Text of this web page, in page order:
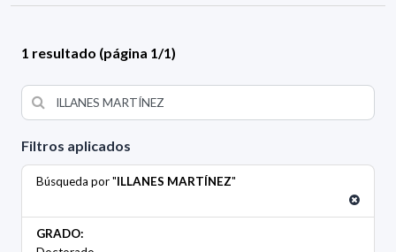
Filtros aplicados
Búsqueda por "ILLANES MARTÍNEZ"
GRADO:
1 resultado (página 1/1)